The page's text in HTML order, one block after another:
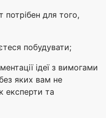
для того,
побудувати;
ідеї з вимогами
яких вам не
експерти та